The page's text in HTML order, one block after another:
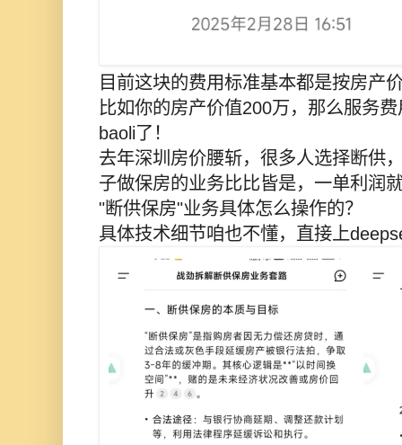
目前这块的费用标准基本都是按房产
比如你的房产价值200万，那么服务
baoli了！
去年深圳房价腰斩，很多人选择断供
子做保房的业务比比皆是，一单利润
"断供保房"业务具体怎么操作的？
具体技术细节咱也不懂，直接上